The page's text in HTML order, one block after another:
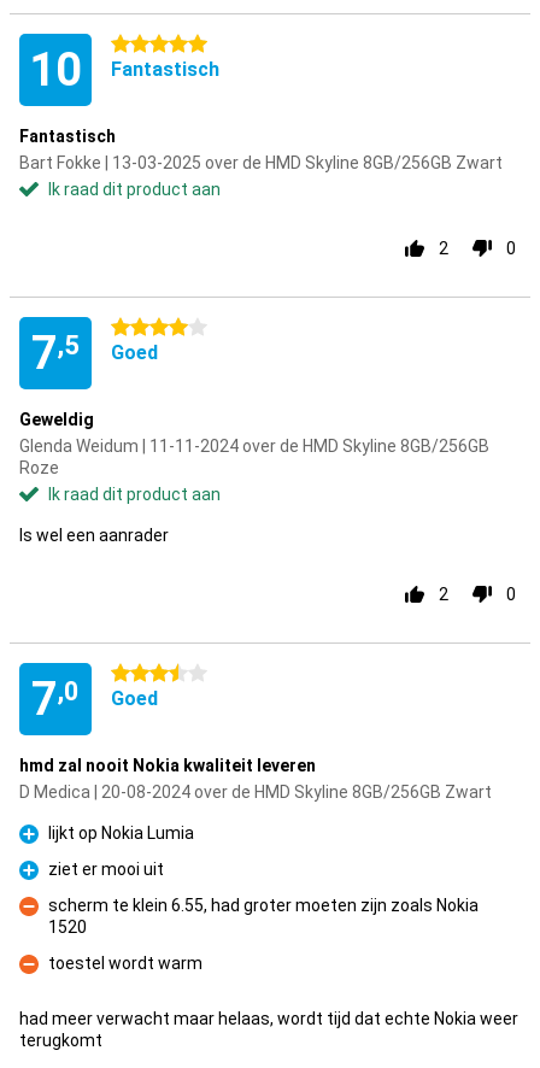
10 5 sterren
Fantastisch
Fantastisch
Bart Fokke | 13-03-2025 over de HMD Skyline 8GB/256GB Zwart
Ik raad dit product aan
2 0
7,5
4 sterren
Goed
Geweldig
Glenda Weidum | 11-11-2024 over de HMD Skyline 8GB/256GB
Roze
Ik raad dit product aan
Is wel een aanrader
2 0
7,0
3.5 sterren
Goed
hmd zal nooit Nokia kwaliteit leveren
D Medica | 20-08-2024 over de HMD Skyline 8GB/256GB Zwart
Pluspunt
lijkt op Nokia Lumia
Pluspunt
ziet er mooi uit
Minpunt
scherm te klein 6.55, had groter moeten zijn zoals Nokia
1520
Minpunt
toestel wordt warm
had meer verwacht maar helaas, wordt tijd dat echte Nokia weer
terugkomt